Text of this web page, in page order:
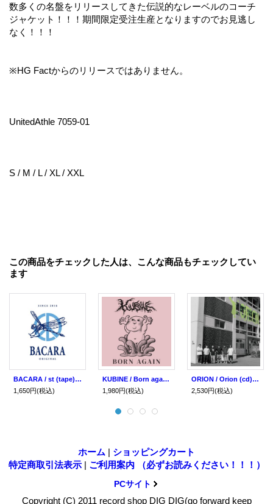
数多くの名盤をリリースしてきた伝説的なレーベルのコーチ
ジャケット！！！期間限定受注生産となりますのでお見逃し
なく！！！
※HG Factからのリリースではありません。
UnitedAthle 7059-01
S / M / L / XL / XXL
この商品をチェックした人は、こんな商品もチェックしてい
ます
BACARA / st (tape) Break the records
1,650円(税込)
KUBINE / Born again (cd) Break the records
1,980円(税込)
ORION / Orion (cd) Break the records
2,530円(税込)
ホーム | ショッピングカート
特定商取引法表示 | ご利用案内 （必ずお読みください！！！）
PCサイト
Copyright (C) 2011 record shop DIG DIG(go forward keep